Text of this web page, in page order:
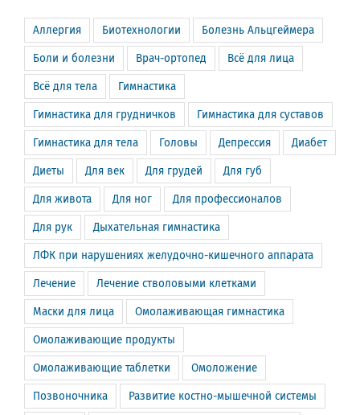
Аллергия Биотехнологии Болезнь Альцгеймера
Боли и болезни Врач-ортопед Всё для лица
Всё для тела Гимнастика
Гимнастика для грудничков Гимнастика для суставов
Гимнастика для тела Головы Депрессия Диабет
Диеты Для век Для грудей Для губ
Для живота Для ног Для профессионалов
Для рук Дыхательная гимнастика
ЛФК при нарушениях желудочно-кишечного аппарата
Лечение Лечение стволовыми клетками
Маски для лица Омолаживающая гимнастика
Омолаживающие продукты
Омолаживающие таблетки Омоложение
Позвоночника Развитие костно-мышечной системы